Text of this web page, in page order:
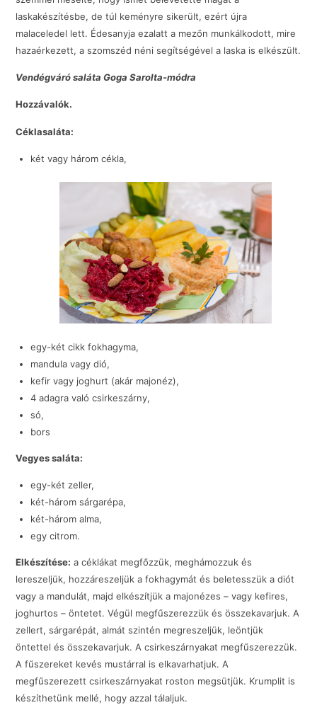
laskakészítésbe, de túl keményre sikerült, ezért újra
malaceledel lett. Édesanyja ezalatt a mezőn munkálkodott, mire
hazaérkezett, a szomszéd néni segítségével a laska is elkészült.
Vendégváró saláta Goga Sarolta-módra
Hozzávalók.
Céklasaláta:
két vagy három cékla,
egy-két cikk fok­hagyma,
mandula vagy dió,
kefir vagy joghurt (akár majonéz),
4 adagra való csirkeszárny,
só,
bors
Vegyes saláta:
egy-két zeller,
két-három sárgarépa,
két-három alma,
egy citrom.
Elkészítése: a céklákat megfőzzük, meghámozzuk és
lereszeljük, hozzáreszeljük a fokhagymát és beletesszük a diót
vagy a mandulát, majd elkészítjük a majonézes – vagy kefires,
joghurtos – öntetet. Végül megfűszerezzük és összekavarjuk. A
zellert, sárgarépát, almát szintén megreszeljük, leöntjük
öntettel és összekavarjuk. A csirkeszárnyakat megfűszerezzük.
A fűszereket kevés mustárral is elkavarhatjuk. A
megfűszerezett csirkeszárnyakat roston megsütjük. Krumplit is
készíthetünk mellé, hogy azzal tálaljuk.